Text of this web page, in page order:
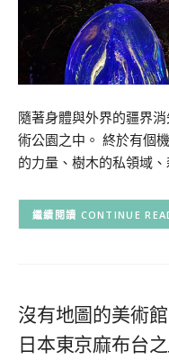
隨著身體與外界的疆界
術公園之中。 終於有個
的力量、樹木的私領域
CONTINUE
沒有地圖的美術
日本東京麻布台之